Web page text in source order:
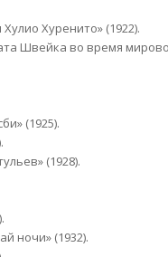
Хуренито» (1922).
Швейка во время
(1925).
(1928).
ночи» (1932).